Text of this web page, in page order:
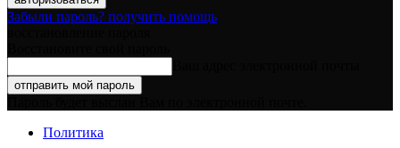
Забыли пароль? получить помощь
Политика